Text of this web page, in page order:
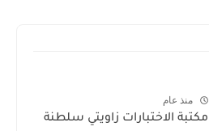
منذ عام
مكتبة الاختبارات زاويتي سلطنة